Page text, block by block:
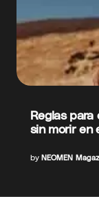
Reglas para
sin morir en
by NEOMEN